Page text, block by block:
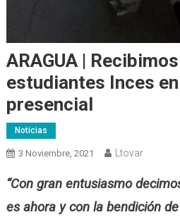
ARAGUA |
estudiantes Inces
presencial
Noticias
3 Noviembre, 2021 Ltovar
“Con gran entusiasmo
es ahora y con la bendición